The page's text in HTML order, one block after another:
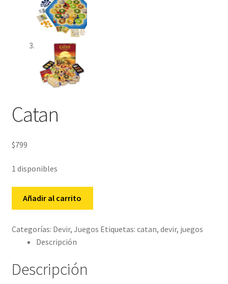
Catan
$799
1 disponibles
Añadir al carrito
Categorías: Devir, Juegos Etiquetas: catan, devir, juegos
Descripción
Descripción